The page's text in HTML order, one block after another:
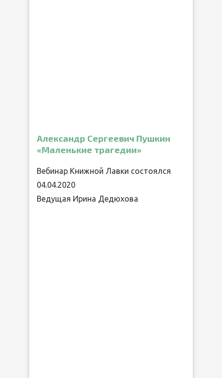
Александр Сергеевич Пушкин
«Маленькие трагедии»
Вебинар Книжной Лавки состоялся
04.04.2020
Ведущая Ирина Дедюхова